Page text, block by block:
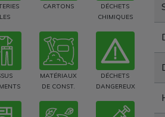
CARTONS
DÉCHETS
CHIMIQUES
MATÉRIAUX
DE CONST.
DÉCHETS
DANGEREUX